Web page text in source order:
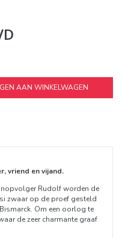
AAN WINKELWAGEN
vriend en vijand.
Rudolf worden de
zwaar op de proef gesteld
Om een oorlog te
de zeer charmante graaf